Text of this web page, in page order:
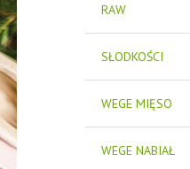
RAW
SŁODKOŚCI
WEGE MIĘSO
WEGE NABIAŁ